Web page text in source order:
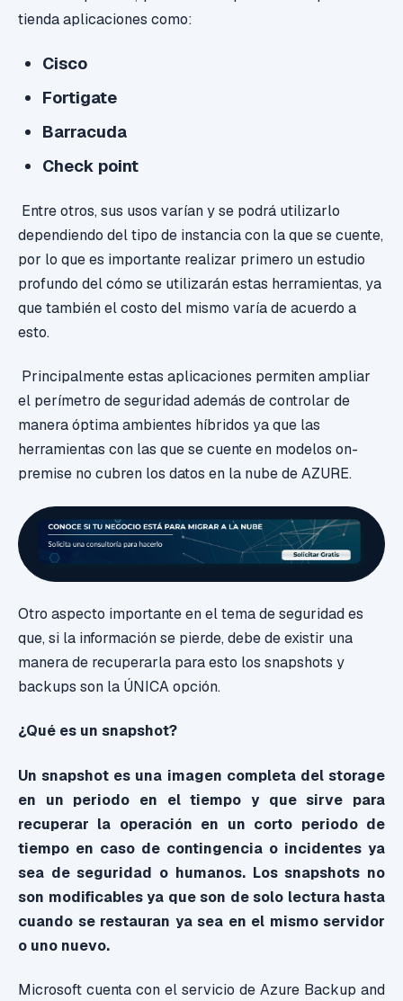
tienda aplicaciones como:
Cisco
Fortigate
Barracuda
Check point
Entre otros, sus usos varían y se podrá utilizarlo
dependiendo del tipo de instancia con la que se cuente,
por lo que es importante realizar primero un estudio
profundo del cómo se utilizarán estas herramientas, ya
que también el costo del mismo varía de acuerdo a
esto.
Principalmente estas aplicaciones permiten ampliar
el perímetro de seguridad además de controlar de
manera óptima ambientes híbridos ya que las
herramientas con las que se cuente en modelos on-
premise no cubren los datos en la nube de AZURE.
Otro aspecto importante en el tema de seguridad es
que, si la información se pierde, debe de existir una
manera de recuperarla para esto los snapshots y
backups son la ÚNICA opción.
¿Qué es un snapshot?
Un snapshot es una imagen completa del storage
en un periodo en el tiempo y que sirve para
recuperar la operación en un corto periodo de
tiempo en caso de contingencia o incidentes ya
sea de seguridad o humanos. Los snapshots no
son modificables ya que son de solo lectura hasta
cuando se restauran ya sea en el mismo servidor
o uno nuevo.
Microsoft cuenta con el servicio de Azure Backup and